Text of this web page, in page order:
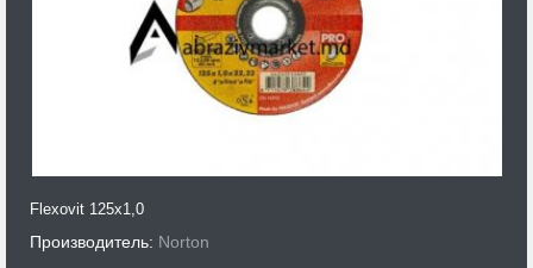
Flexovit 125x1,0
Производитель: Norton